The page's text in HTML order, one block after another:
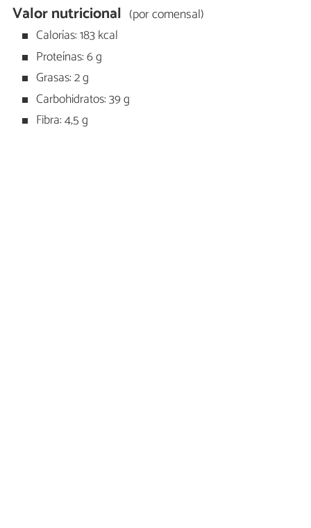
Valor nutricional (por comensal)
Calorías: 183 kcal
Proteínas: 6 g
Grasas: 2 g
Carbohidratos: 39 g
Fibra: 4,5 g